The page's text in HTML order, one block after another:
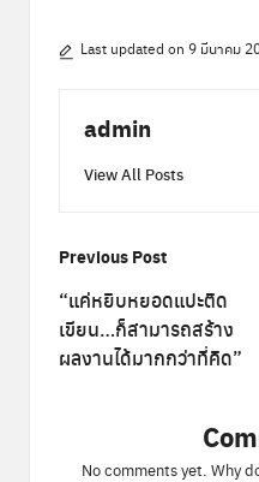
Last updated on 9 มีนาคม
admin
View All Posts
Post
navigation
Previous Post
“แค่หยิบหยอดแปะติด
เขียน…ก็สามารถสร้าง
ผลงานได้มากกว่าที่คิด”
No comments yet. Why